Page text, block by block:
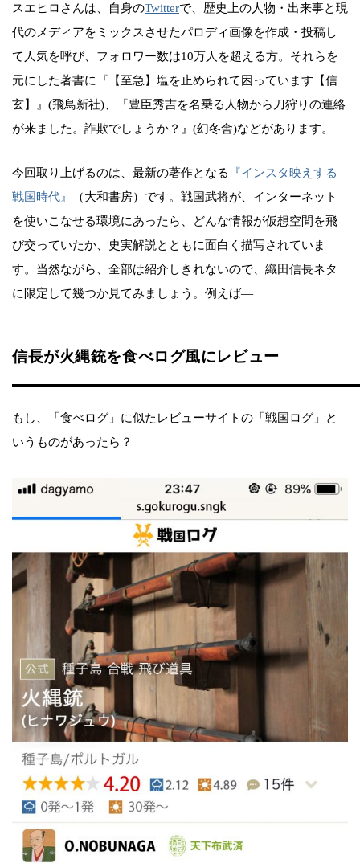
スエヒロさんは、自身のTwitterで、歴史上の人物・出来事と現
代のメディアをミックスさせたパロディ画像を作成・投稿し
て人気を呼び、フォロワー数は10万人を超える方。それらを
元にした著書に『【至急】塩を止められて困っています【信
玄】』(飛鳥新社)、『豊臣秀吉を名乗る人物から刀狩りの連絡
が来ました。詐欺でしょうか？』(幻冬舎)などがあります。
今回取り上げるのは、最新の著作となる
『インスタ映えする
戦国時代』
（大和書房）です。戦国武将が、インターネット
を使いこなせる環境にあったら、どんな情報が仮想空間を飛
び交っていたか、史実解説とともに面白く描写されていま
す。当然ながら、全部は紹介しきれないので、織田信長ネタ
に限定して幾つか見てみましょう。例えば―
信長が火縄銃を食べログ風にレビュー
もし、「食べログ」に似たレビューサイトの「戦国ログ」と
いうものがあったら？